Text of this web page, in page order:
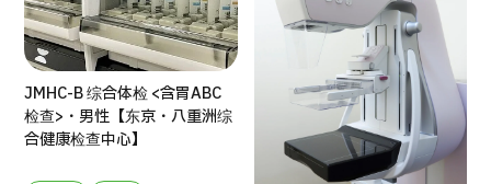
JMHC-B 综合体检 <含胃ABC
检查>・男性【东京・八重洲综
合健康检查中心】